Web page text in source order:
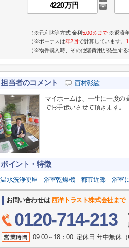
（※元利均等方式 金利5.00％まで※返済
（※ボーナスは年2回で計算しています。
（※物件購入時、その他諸費用が発生する
担当者のコメント 西村彰紘
マイホームは、一生に一度の
でお手伝いさせて頂きます。
ポイント・特徴
温水洗浄便座 浴室乾燥機 都市近郊 浴室
お問い合わせは 西洋トラスト株式会社まで
0120-714-213
09:00～18：00 定休日:年中無休（